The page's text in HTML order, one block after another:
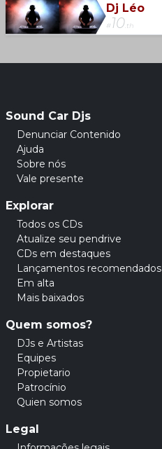
Dj Léo
# 10.th
Previous
Sound Car Djs
Denunciar Contenido
Ajuda
Sobre nós
Vale presente
Explorar
Todos os CDs
Atualize seu pendrive
CDs em destaques
Lançamentos recomendados
Em alta
Mais baixados
Quem somos?
DJs e Artistas
Equipes
Propietario
Patrocínio
Quien somos
Legal